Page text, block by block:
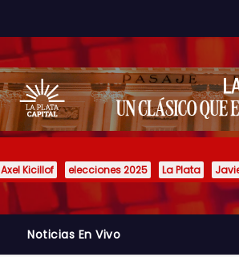
Axel Kicillof elecciones 2025 La Plata
Noticias En Vivo